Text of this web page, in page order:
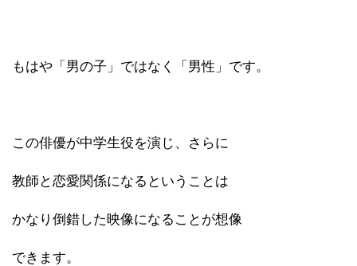
もはや「男の子」ではなく「男性」です。
この俳優が中学生役を演じ、さらに
教師と恋愛関係になるということは
かなり倒錯した映像になることが想像
できます。